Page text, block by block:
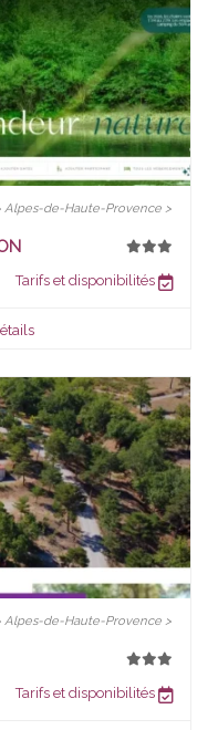
Alpes-de-Haute-Provence >
Tarifs et disponibilités
Alpes-de-Haute-Provence >
Tarifs et disponibilités